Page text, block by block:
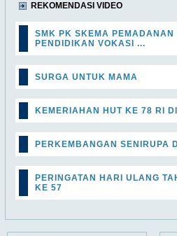
REKOMENDASI VIDEO
SMK PK SKEMA PEMADANAN
PENDIDIKAN VOKASI ...
SURGA UNTUK MAMA
KEMERIAHAN HUT KE 78 RI
PERKEMBANGAN SENIRUPA
PERINGATAN HARI ULANG
KE 57